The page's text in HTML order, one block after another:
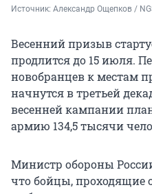
Источник: Александр Ощепков /
Весенний призыв
продлится до 15 июля.
новобранцев к местам
начнутся в третьей
весенней кампании
армию 134,5 тысячи
Министр обороны
что бойцы, проходящие